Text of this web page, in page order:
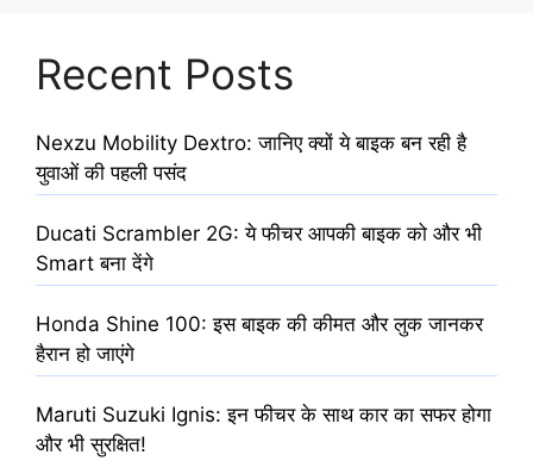
Recent Posts
Nexzu Mobility Dextro: जानिए क्यों ये बाइक बन रही है
युवाओं की पहली पसंद
Ducati Scrambler 2G: ये फीचर आपकी बाइक को और भी
Smart बना देंगे
Honda Shine 100: इस बाइक की कीमत और लुक जानकर
हैरान हो जाएंगे
Maruti Suzuki Ignis: इन फीचर के साथ कार का सफर होगा
और भी सुरक्षित!